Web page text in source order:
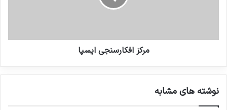
مرکز افکارسنجی ایسپا
نوشته های مشابه